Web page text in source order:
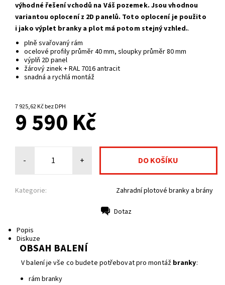
výhodné řešení vchodů na Váš pozemek. Jsou vhodnou
variantou oplocení z 2D panelů. Toto oplocení je použito
i jako výplet branky a plot má potom stejný vzhled..
plně svařovaný rám
ocelové profily průměr 40 mm, sloupky průměr 80 mm
výplň 2D panel
žárový zinek + RAL 7016 antracit
snadná a rychlá montáž
7 925,62 Kč bez DPH
9 590 Kč
- +
Kategorie: Zahradní plotové branky a brány
Dotaz
Popis
Diskuze
OBSAH BALENÍ
V balení je vše co budete potřebovat pro montáž branky:
rám branky